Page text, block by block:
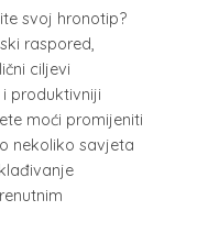
svoj hronotip?
raspored,
ciljevi
produktivniji
moći promijeniti
nekoliko savjeta